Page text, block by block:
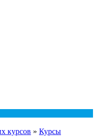
курсов » Курсы